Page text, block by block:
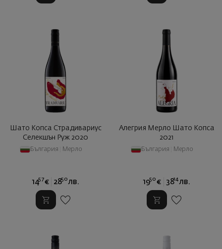
Шато Копса Страдивариус
Селекшън Руж 2020
България Мерло
1457 € 2850 лв.
Алегрия Мерло Шато Копса
2021
България Мерло
1950 € 3814 лв.